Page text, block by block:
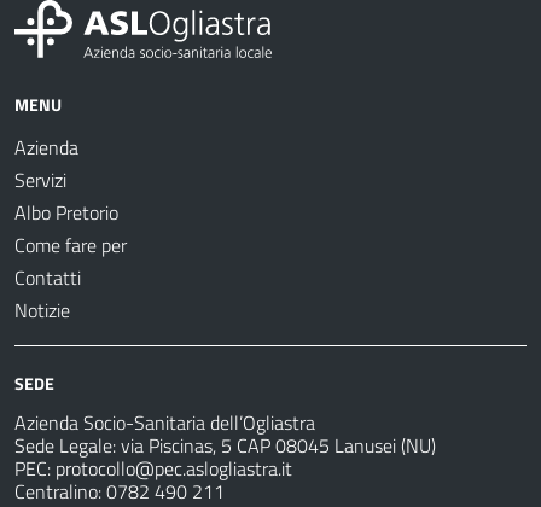
MENU
Azienda
Servizi
Albo Pretorio
Come fare per
Contatti
Notizie
SEDE
Azienda Socio-Sanitaria dell’Ogliastra
Sede Legale: via Piscinas, 5 CAP 08045 Lanusei (NU)
PEC: protocollo@pec.aslogliastra.it
Centralino: 0782 490 211